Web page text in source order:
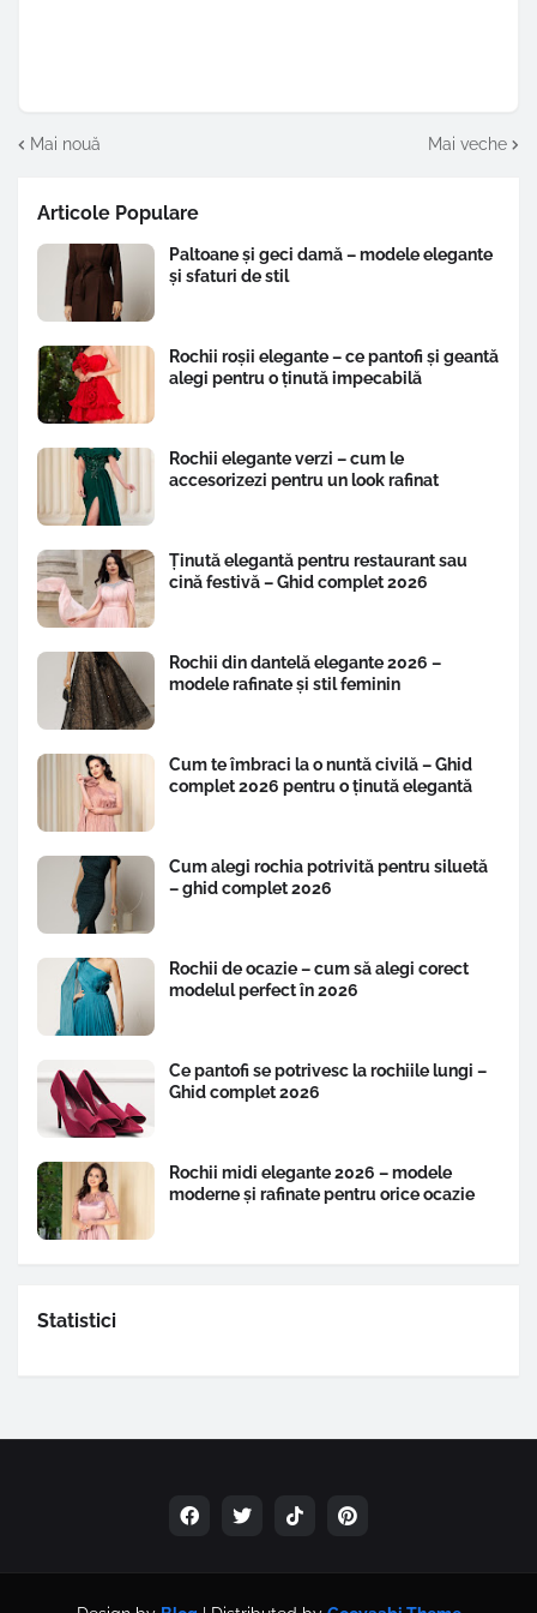
Mai nouă Mai veche
Articole Populare
Paltoane și geci damă – modele elegante
și sfaturi de stil
Rochii roșii elegante – ce pantofi și geantă
alegi pentru o ținută impecabilă
Rochii elegante verzi – cum le
accesorizezi pentru un look rafinat
Ținută elegantă pentru restaurant sau
cină festivă – Ghid complet 2026
Rochii din dantelă elegante 2026 –
modele rafinate și stil feminin
Cum te îmbraci la o nuntă civilă – Ghid
complet 2026 pentru o ținută elegantă
Cum alegi rochia potrivită pentru siluetă
– ghid complet 2026
Rochii de ocazie – cum să alegi corect
modelul perfect în 2026
Ce pantofi se potrivesc la rochiile lungi –
Ghid complet 2026
Rochii midi elegante 2026 – modele
moderne și rafinate pentru orice ocazie
Statistici